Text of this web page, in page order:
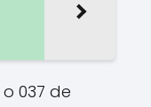
037 de